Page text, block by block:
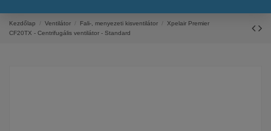
Kezdőlap Ventilátor Fali-, menyezeti kisventilátor
Xpelair Premier
CF20TX - Centrifugális ventilátor - Standard